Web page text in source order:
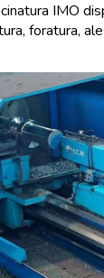
IMO
foratura,